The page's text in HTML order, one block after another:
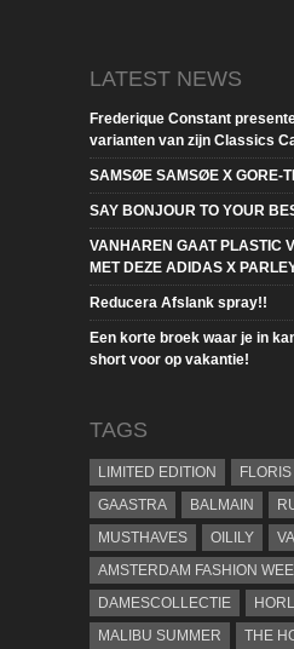
LATEST NEWS
Frederique Constant
varianten van zijn Classics
SAMSØE SAMSØE X GORE-
SAY BONJOUR TO YOUR
VANHAREN GAAT PLASTIC
MET DEZE ADIDAS X
Reducera Afslank spray!!
Een korte broek waar je in
short voor op vakantie!
TAGS
LIMITED EDITION
GAASTRA
BALMAIN
MUSTHAVES
OILILY
AMSTERDAM FASHION
DAMESCOLLECTIE
MALIBU SUMMER
THE